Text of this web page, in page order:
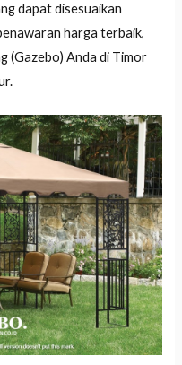
dapat disesuaikan
harga terbaik,
(Gazebo) Anda di Timor